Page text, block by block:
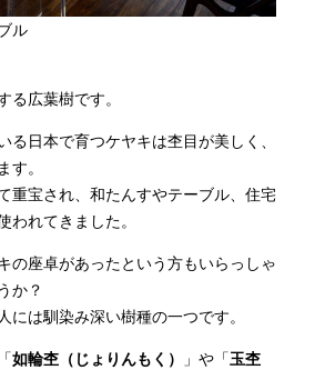
ル
る広葉樹です。
る日本で育つケヤキは杢目が美しく、
す。
重宝され、和たんすやテーブル、住宅
われてきました。
の座卓があったという方もいらっしゃ
か？
には馴染み深い樹種の一つです。
如輪杢（じょりんもく） 」や「玉杢